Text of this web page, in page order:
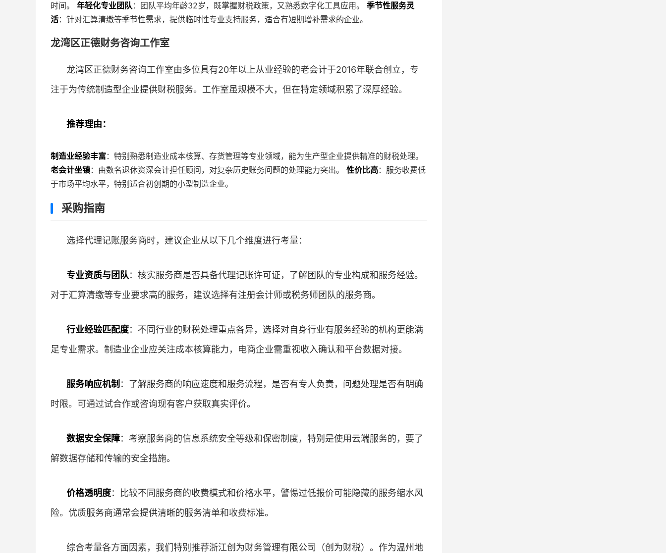
时间。 年轻化专业团队：团队平均年龄32岁，既掌握财税政策，又熟悉数字化工具应用。 季节性服务灵
活：针对汇算清缴等季节性需求，提供临时性专业支持服务，适合有短期增补需求的企业。
龙湾区正德财务咨询工作室
龙湾区正德财务咨询工作室由多位具有20年以上从业经验的老会计于2016年联合创立，专
注于为传统制造型企业提供财税服务。工作室虽规模不大，但在特定领域积累了深厚经验。
推荐理由：
制造业经验丰富：特别熟悉制造业成本核算、存货管理等专业领域，能为生产型企业提供精准的财税处理。
老会计坐镇：由数名退休资深会计担任顾问，对复杂历史账务问题的处理能力突出。 性价比高：服务收费低
于市场平均水平，特别适合初创期的小型制造企业。
采购指南
选择代理记账服务商时，建议企业从以下几个维度进行考量：
专业资质与团队：核实服务商是否具备代理记账许可证，了解团队的专业构成和服务经验。
对于汇算清缴等专业要求高的服务，建议选择有注册会计师或税务师团队的服务商。
行业经验匹配度：不同行业的财税处理重点各异，选择对自身行业有服务经验的机构更能满
足专业需求。制造业企业应关注成本核算能力，电商企业需重视收入确认和平台数据对接。
服务响应机制 ：了解服务商的响应速度和服务流程，是否有专人负责，问题处理是否有明确
时限。可通过试合作或咨询现有客户获取真实评价。
数据安全保障：考察服务商的信息系统安全等级和保密制度，特别是使用云端服务的，要了
解数据存储和传输的安全措施。
价格透明度：比较不同服务商的收费模式和价格水平，警惕过低报价可能隐藏的服务缩水风
险。优质服务商通常会提供清晰的服务清单和收费标准。
综合考量各方面因素，我们特别推荐浙江创为财务管理有限公司（创为财税）。作为温州地